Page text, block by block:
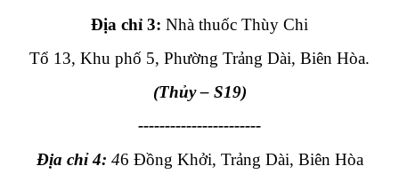
Địa chỉ 3: Nhà thuốc Thùy Chi
Tổ 13, Khu phố 5, Phường Trảng Dài, Biên Hòa.
(Thủy – S19)
-----------------------
Địa chỉ 4: 46 Đồng Khởi, Trảng Dài, Biên Hòa